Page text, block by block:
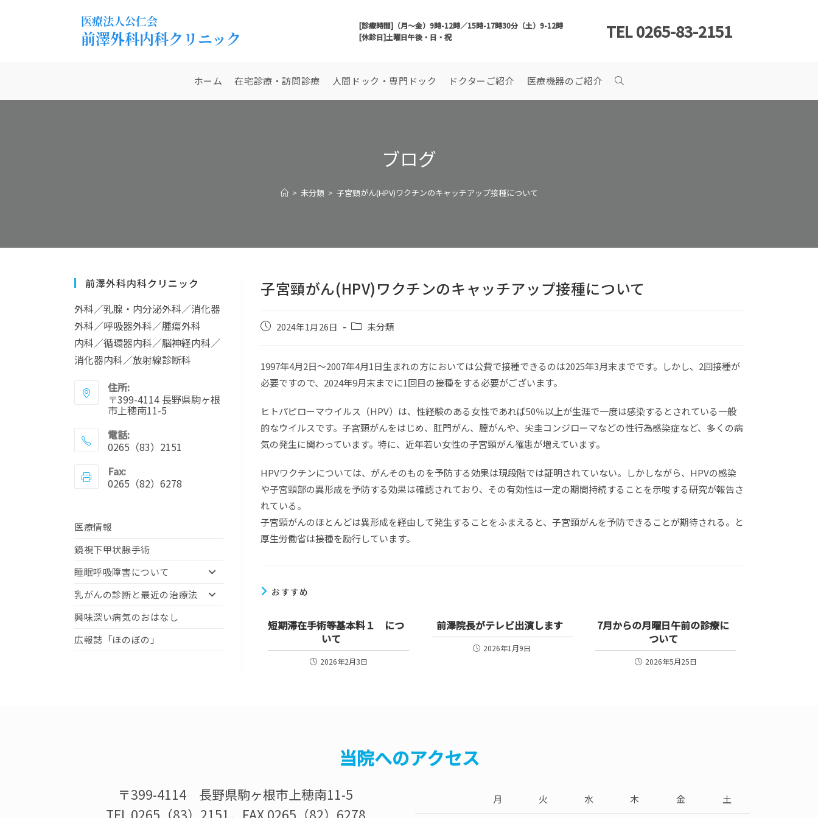
[診療時間]（月～金）9時-12時／15時-17時30分（土）9-12時
[休診日]土曜日午後・日・祝
TEL 0265-83-2151
ホーム 在宅診療・訪問診療 人間ドック・専門ドック ドクターご紹介 医療機器のご紹介
ブログ
> 未分類 > 子宮頸がん(HPV)ワクチンのキャッチアップ接種について
子宮頸がん(HPV)ワクチンのキャッチアップ接種について
2024年1月26日 未分類
1997年4月2日～2007年4月1日生まれの方においては公費で接種できるのは2025年3月末までです。しかし、2回接種が
必要ですので、2024年9月末までに1回目の接種をする必要がございます。
ヒトパピローマウイルス（HPV）は、性経験のある女性であれば50％以上が生涯で一度は感染するとされている一般
的なウイルスです。子宮頸がんをはじめ、肛門がん、膣がんや、尖圭コンジローマなどの性行為感染症など、多くの病
気の発生に関わっています。特に、近年若い女性の子宮頸がん罹患が増えています。
HPVワクチンについては、がんそのものを予防する効果は現段階では証明されていない。しかしながら、HPVの感染
や子宮頸部の異形成を予防する効果は確認されており、その有効性は一定の期間持続することを示唆する研究が報告さ
れている。
子宮頸がんのほとんどは異形成を経由して発生することをふまえると、子宮頸がんを予防できることが期待される。と
厚生労働省は接種を励行しています。
おすすめ
短期滞在手術等基本料１ につ
いて
2026年2月3日
前澤院長がテレビ出演します
2026年1月9日
7月からの月曜日午前の診療に
ついて
2026年5月25日
前澤外科内科クリニック
外科／乳腺・内分泌外科／消化器
外科／呼吸器外科／腫瘍外科
内科／循環器内科／脳神経内科／
消化器内科／放射線診断科
住所:
〒399-4114 長野県駒ヶ根
市上穂南11-5
電話:
0265（83）2151
Fax:
0265（82）6278
医療情報
鏡視下甲状腺手術
睡眠呼吸障害について
乳がんの診断と最近の治療法
興味深い病気のおはなし
広報誌「ほのぼの」
当院へのアクセス
〒399-4114 長野県駒ヶ根市上穂南11-5
TEL 0265（83）2151．FAX 0265（82）6278
月 火 水 木 金 土